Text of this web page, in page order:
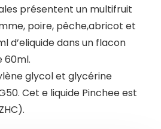
présentent un multifruit
poire, pêche,abricot et
d’eliquide dans un flacon
60ml.
glycol et glycérine
Cet e liquide Pinchee est